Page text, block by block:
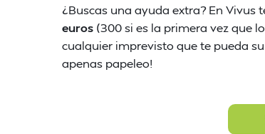
¿Buscas una ayuda extra? En Vivus
euros (300 si es la primera vez que
cualquier imprevisto que te pueda
apenas papeleo!